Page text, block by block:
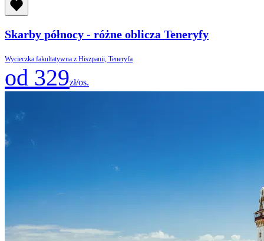
Skarby północy - różne oblicza Teneryfy
Wycieczka fakultatywna z Hiszpanii, Teneryfa
od 329zł/os.